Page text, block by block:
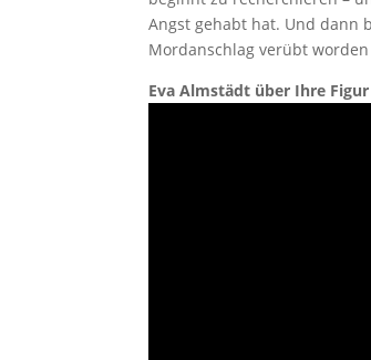
Angst gehabt hat. Und dann
Mordanschlag verübt
Eva Almstädt über Ihre